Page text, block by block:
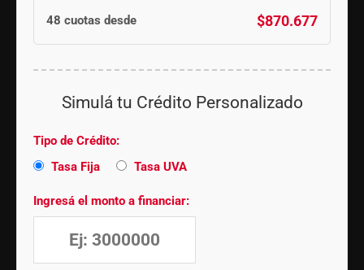
48 cuotas desde $870.677
Simulá tu Crédito Personalizado
Tipo de Crédito:
Tasa Fija
Tasa UVA
Ingresá el monto a financiar: